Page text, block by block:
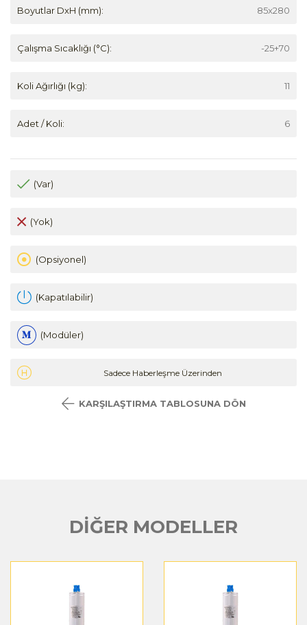
Boyutlar DxH (mm): 85x280
Çalışma Sıcaklığı (°C): -25+70
Koli Ağırlığı (kg): 11
Adet / Koli: 6
(Var)
(Yok)
(Opsiyonel)
(Kapatılabilir)
(Modüler)
Sadece Haberleşme Üzerinden
KARŞILAŞTIRMA TABLOSUNA DÖN
DİĞER MODELLER